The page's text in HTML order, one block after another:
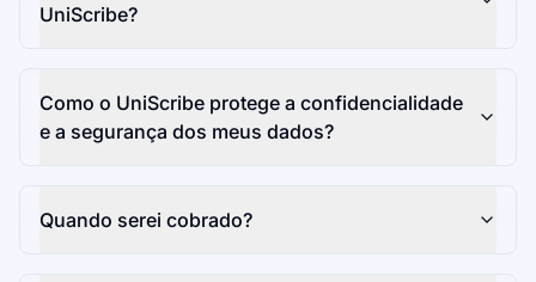
UniScribe?
Como o UniScribe protege a confidencialidade
e a segurança dos meus dados?
Quando serei cobrado?